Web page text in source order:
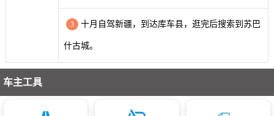
3 十月自驾新疆，到达库车县，逛完后搜索到苏巴
什古城。
车主工具